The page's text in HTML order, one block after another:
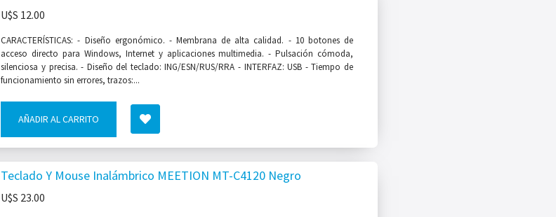
U$S 12.00
CARACTERÍSTICAS: - Diseño ergonómico. - Membrana de alta calidad. - 10 botones de
acceso directo para Windows, Internet y aplicaciones multimedia. - Pulsación cómoda,
silenciosa y precisa. - Diseño del teclado: ING/ESN/RUS/RRA - INTERFAZ: USB - Tiempo de
funcionamiento sin errores, trazos:...
AÑADIR AL CARRITO
Teclado Y Mouse Inalámbrico MEETION MT-C4120 Negro
U$S 23.00